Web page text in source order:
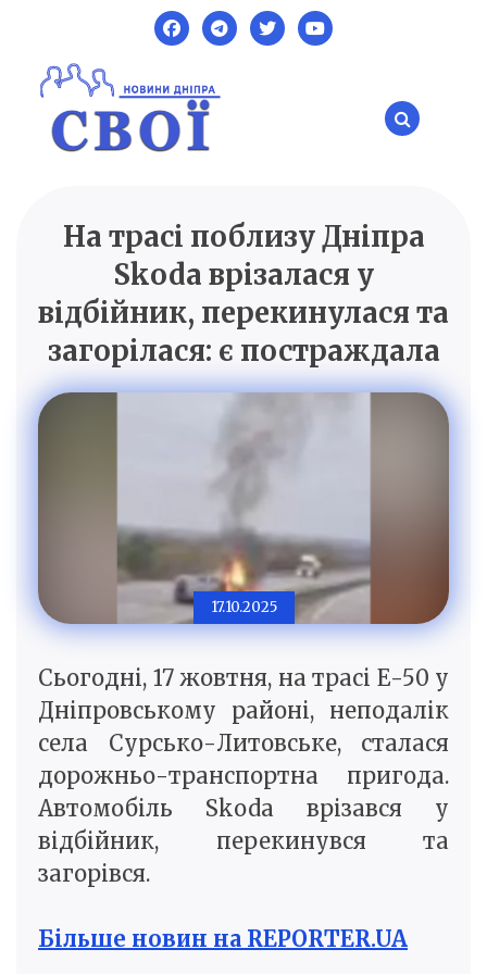
content
SVOI.DP.UA
Новини Дніпра
На трасі поблизу Дніпра
Skoda врізалася у
відбійник, перекинулася та
загорілася: є постраждала
17.10.2025
Сьогодні, 17 жовтня, на трасі Е-50 у
Дніпровському районі, неподалік
села Сурсько-Литовське, сталася
дорожньо-транспортна пригода.
Автомобіль Skoda врізався у
відбійник, перекинувся та
загорівся.
Більше новин на REPORTER.UA